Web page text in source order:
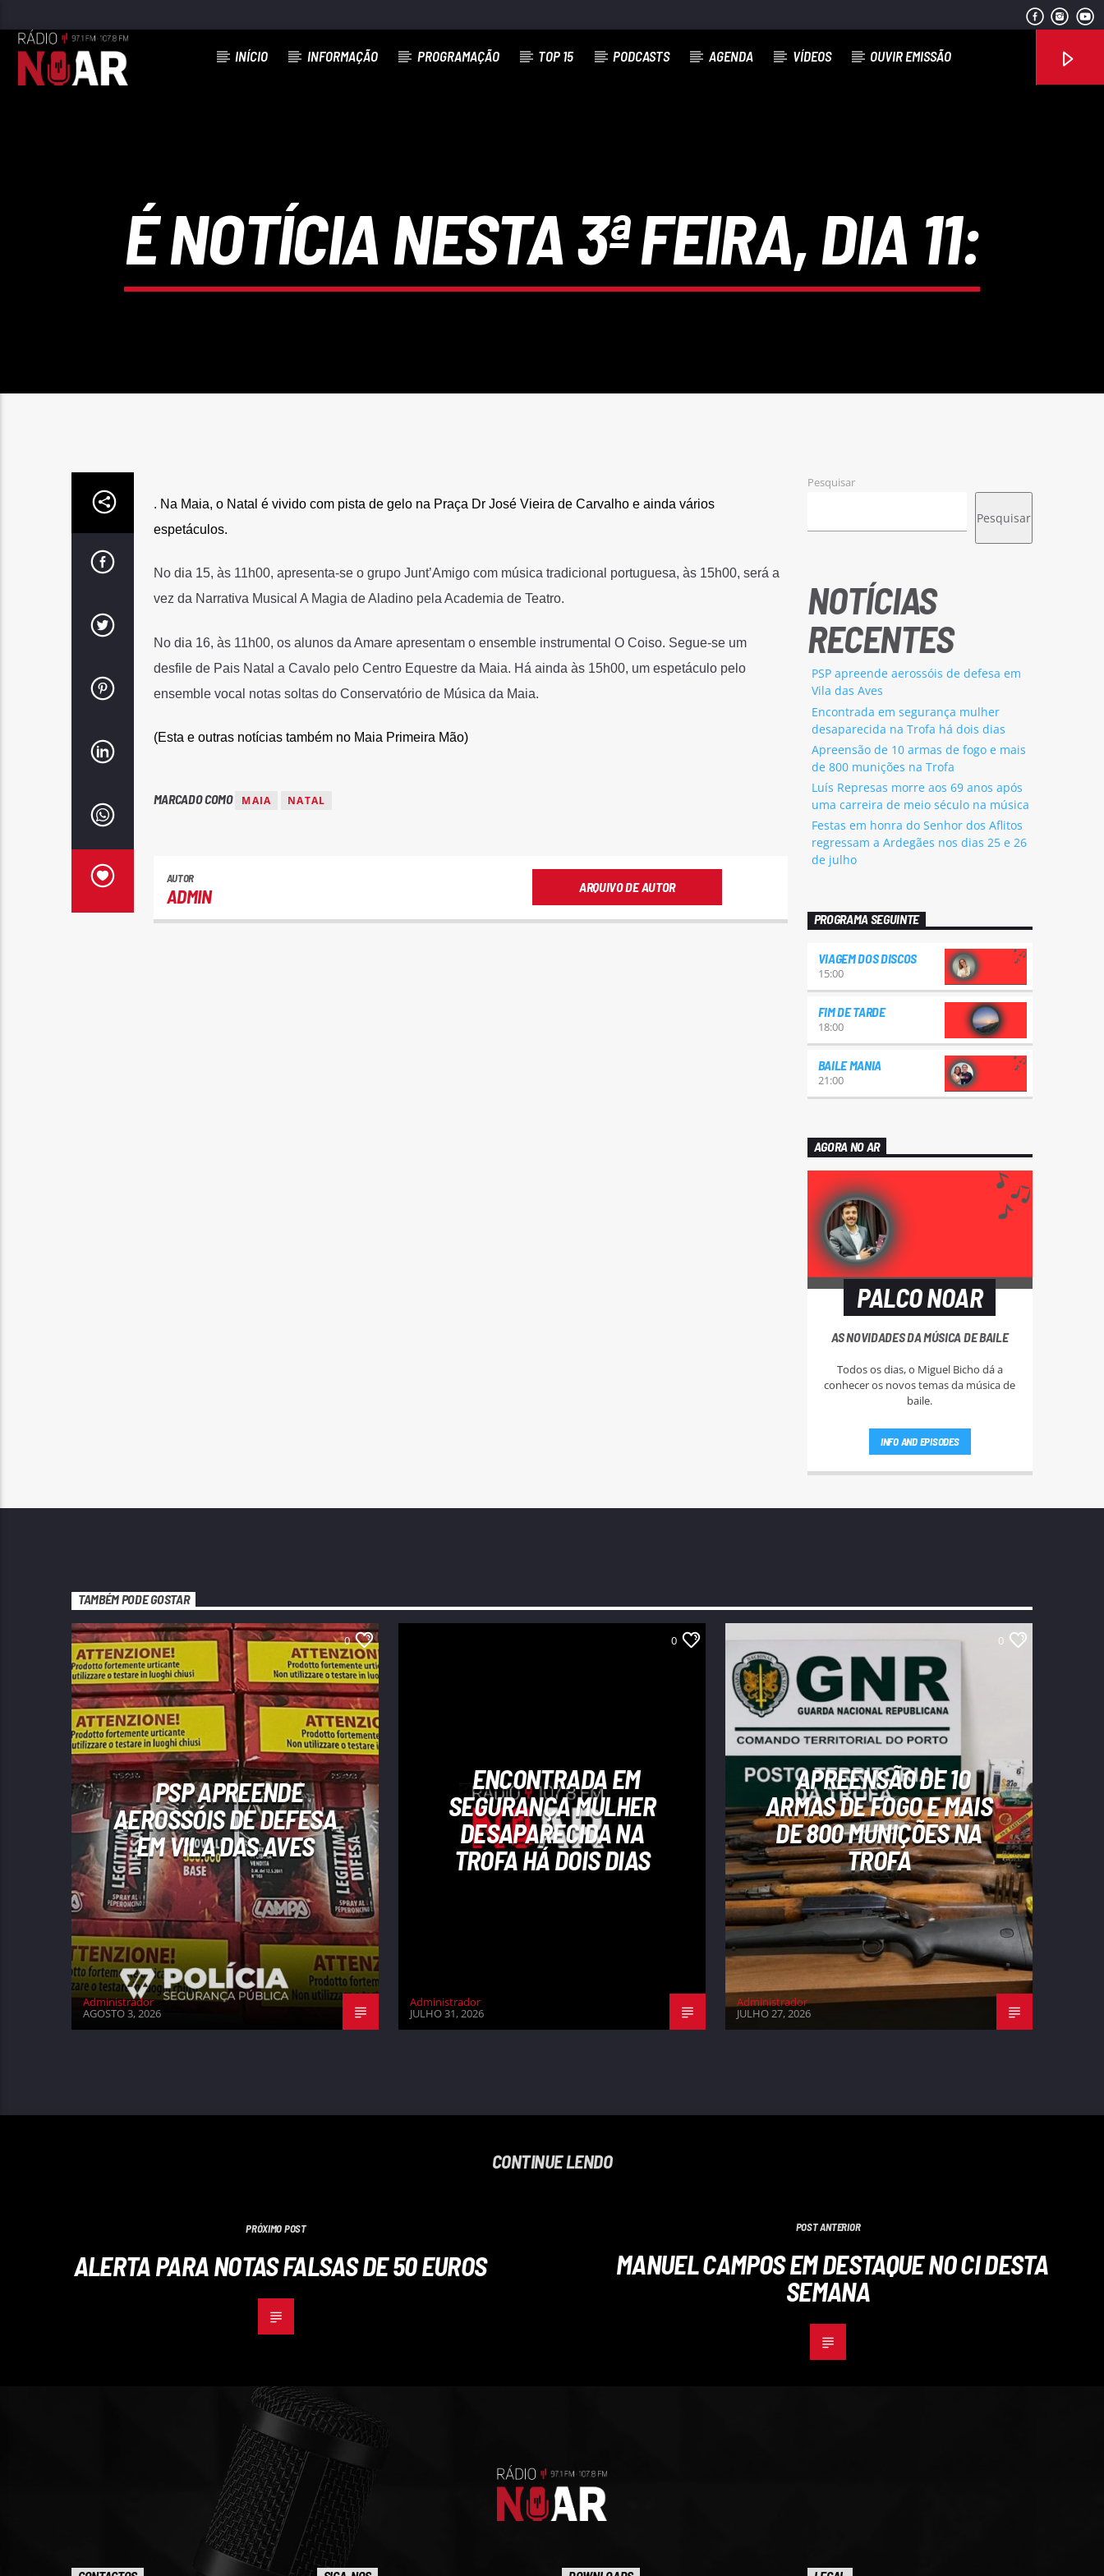
INÍCIO INFORMAÇÃO PROGRAMAÇÃO TOP 15 PODCASTS AGENDA VÍDEOS OUVIR EMISSÃO
É NOTÍCIA NESTA 3ª FEIRA, DIA 11:
. Na Maia, o Natal é vivido com pista de gelo na Praça Dr José Vieira de Carvalho e ainda vários
espetáculos.
No dia 15, às 11h00, apresenta-se o grupo Junt’Amigo com música tradicional portuguesa, às 15h00, será a
vez da Narrativa Musical A Magia de Aladino pela Academia de Teatro.
No dia 16, às 11h00, os alunos da Amare apresentam o ensemble instrumental O Coiso. Segue-se um
desfile de Pais Natal a Cavalo pelo Centro Equestre da Maia. Há ainda às 15h00, um espetáculo pelo
ensemble vocal notas soltas do Conservatório de Música da Maia.
(Esta e outras notícias também no Maia Primeira Mão)
MARCADO COMO MAIA NATAL
AUTOR
ADMIN ARQUIVO DE AUTOR
Pesquisar
Pesquisar
NOTÍCIAS
RECENTES
PSP apreende aerossóis de defesa em
Vila das Aves
Encontrada em segurança mulher
desaparecida na Trofa há dois dias
Apreensão de 10 armas de fogo e mais
de 800 munições na Trofa
Luís Represas morre aos 69 anos após
uma carreira de meio século na música
Festas em honra do Senhor dos Aflitos
regressam a Ardegães nos dias 25 e 26
de julho
PROGRAMA SEGUINTE
VIAGEM DOS DISCOS
15:00
FIM DE TARDE
18:00
BAILE MANIA
21:00
AGORA NO AR
PALCO NOAR
AS NOVIDADES DA MÚSICA DE BAILE
Todos os dias, o Miguel Bicho dá a
conhecer os novos temas da música de
baile.
INFO AND EPISODES
TAMBÉM PODE GOSTAR
0
PSP APREENDE
AEROSSÓIS DE DEFESA
EM VILA DAS AVES
Administrador
AGOSTO 3, 2026
0
ENCONTRADA EM
SEGURANÇA MULHER
DESAPARECIDA NA
TROFA HÁ DOIS DIAS
Administrador
JULHO 31, 2026
0
APREENSÃO DE 10
ARMAS DE FOGO E MAIS
DE 800 MUNIÇÕES NA
TROFA
Administrador
JULHO 27, 2026
CONTINUE LENDO
PRÓXIMO POST
ALERTA PARA NOTAS FALSAS DE 50 EUROS
POST ANTERIOR
MANUEL CAMPOS EM DESTAQUE NO CI DESTA
SEMANA